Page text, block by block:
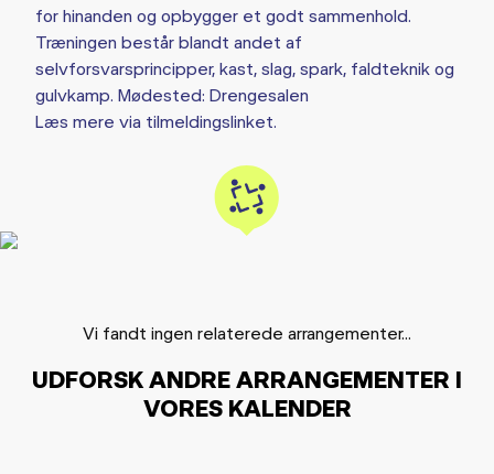
for hinanden og opbygger et godt sammenhold.
Træningen består blandt andet af
selvforsvarsprincipper, kast, slag, spark, faldteknik og
gulvkamp. Mødested: Drengesalen
Læs mere via tilmeldingslinket.
Vi fandt ingen relaterede arrangementer...
UDFORSK ANDRE ARRANGEMENTER I
VORES KALENDER